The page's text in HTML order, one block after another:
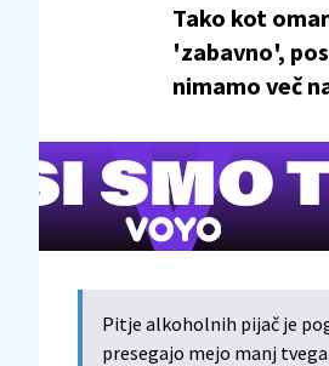
Tako kot
'zabavno',
nimamo več
Pitje alkoholnih pijač je
presegajo mejo manj